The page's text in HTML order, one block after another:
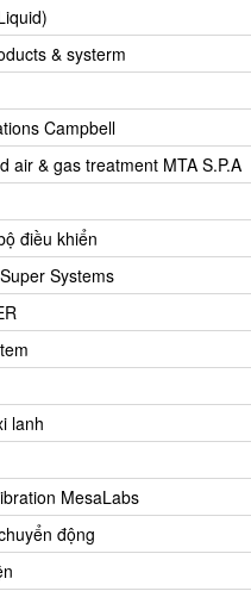
Nam
& Separationstechnik
& Separationstechnik Vietnam
SPA
Viet Nam
Vietnam
Vietnam
Vietnam
& systerm
Campbell
air & gas treatment MTA S.P.A
điều khiển
Systems
lanh
MesaLabs
động